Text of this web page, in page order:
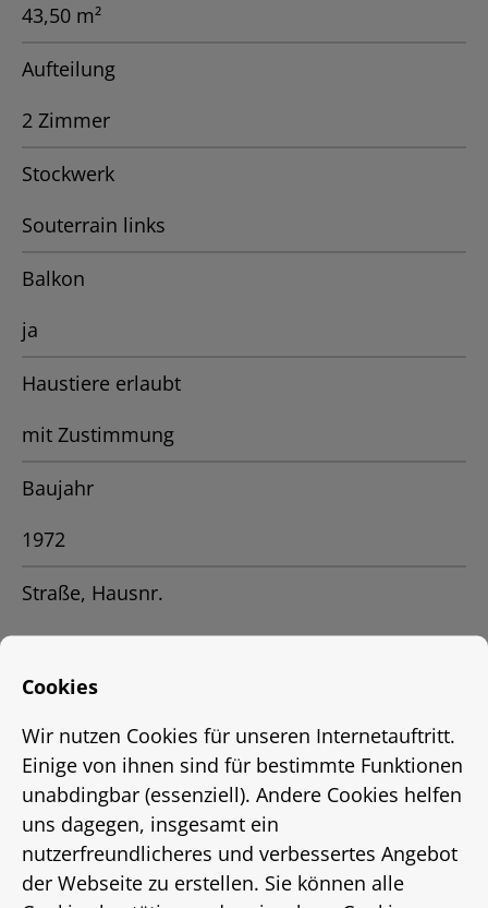
43,50 m²
Aufteilung
2 Zimmer
Stockwerk
Souterrain links
Balkon
ja
Haustiere erlaubt
mit Zustimmung
Baujahr
1972
Straße, Hausnr.
Brunnenstr. 13
Stadtteil
Limmer
Ort
Hannover
Cookies
Wir nutzen Cookies für unseren Internetauftritt.
Einige von ihnen sind für bestimmte Funktionen
unabdingbar (essenziell). Andere Cookies helfen
uns dagegen, insgesamt ein
nutzerfreundlicheres und verbessertes Angebot
der Webseite zu erstellen. Sie können alle